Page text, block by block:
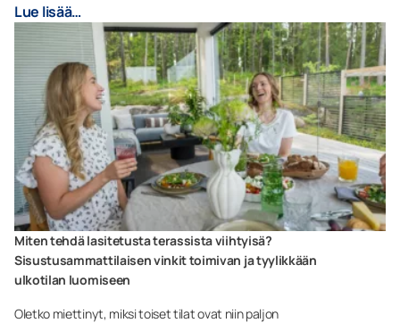
Lue lisää…
Miten tehdä lasitetusta terassista viihtyisä?
Sisustusammattilaisen vinkit toimivan ja tyylikkään
ulkotilan luomiseen
Oletko miettinyt, miksi toiset tilat ovat niin paljon